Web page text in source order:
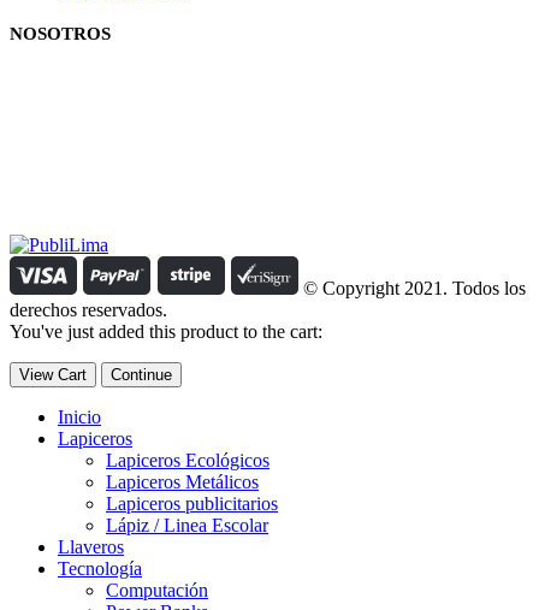
NOSOTROS
© Copyright 2021. Todos los
derechos reservados.
You've just added this product to the cart:
View Cart Continue
Inicio
Lapiceros
Lapiceros Ecológicos
Lapiceros Metálicos
Lapiceros publicitarios
Lápiz / Linea Escolar
Llaveros
Tecnología
Computación